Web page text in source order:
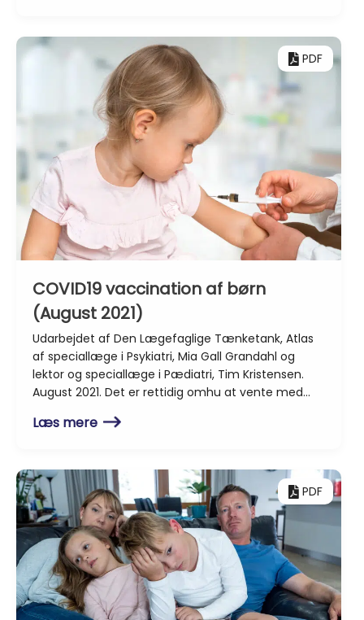
PDF
COVID19 vaccination af børn
(August 2021)
Udarbejdet af Den Lægefaglige Tænketank, Atlas
af speciallæge i Psykiatri, Mia Gall Grandahl og
lektor og speciallæge i Pædiatri, Tim Kristensen.
August 2021. Det er rettidig omhu at vente med…
Læs mere
PDF